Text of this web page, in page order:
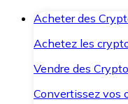
Acheter des
Achetez les
Vendre des
Convertissez vos